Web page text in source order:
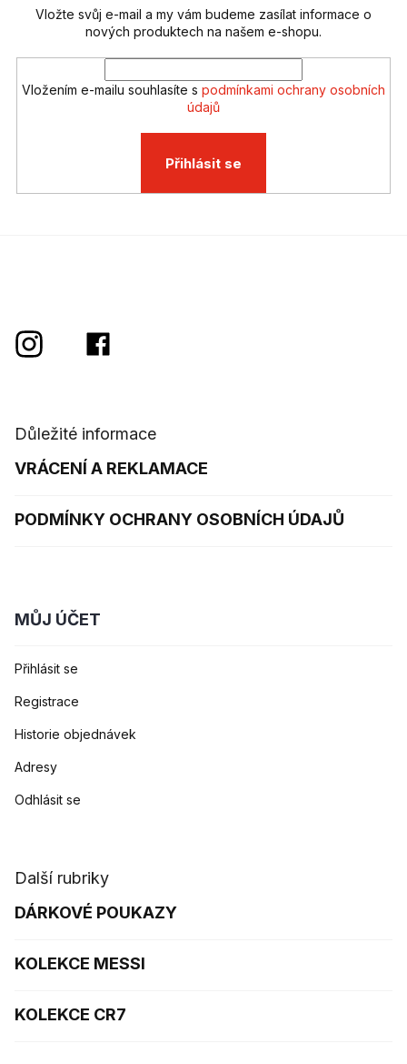
v
k
ý
p
s
Vložte svůj e-mail a my vám budeme zasílat informace o
nových produktech na našem e-shopu.
Vložením e-mailu souhlasíte s podmínkami ochrany osobních
údajů
Přihlásit se
Důležité informace
VRÁCENÍ A REKLAMACE
PODMÍNKY OCHRANY OSOBNÍCH ÚDAJŮ
MŮJ ÚČET
Přihlásit se
Registrace
Historie objednávek
Adresy
Odhlásit se
Další rubriky
DÁRKOVÉ POUKAZY
KOLEKCE MESSI
KOLEKCE CR7